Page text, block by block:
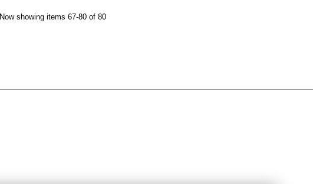
Now showing items 67-80 of 80